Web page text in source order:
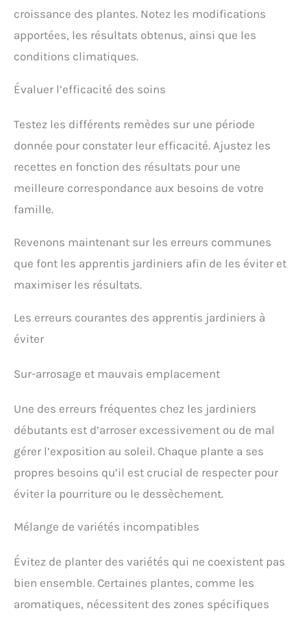
croissance des plantes. Notez les modifications
apportées, les résultats obtenus, ainsi que les
conditions climatiques.
Évaluer l’efficacité des soins
Testez les différents remèdes sur une période
donnée pour constater leur efficacité. Ajustez les
recettes en fonction des résultats pour une
meilleure correspondance aux besoins de votre
famille.
Revenons maintenant sur les erreurs communes
que font les apprentis jardiniers afin de les éviter et
maximiser les résultats.
Les erreurs courantes des apprentis jardiniers à
éviter
Sur-arrosage et mauvais emplacement
Une des erreurs fréquentes chez les jardiniers
débutants est d’arroser excessivement ou de mal
gérer l’exposition au soleil. Chaque plante a ses
propres besoins qu’il est crucial de respecter pour
éviter la pourriture ou le dessèchement.
Mélange de variétés incompatibles
Évitez de planter des variétés qui ne coexistent pas
bien ensemble. Certaines plantes, comme les
aromatiques, nécessitent des zones spécifiques